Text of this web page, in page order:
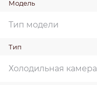
Модель
Тип модели
Тип
Холодильная камера